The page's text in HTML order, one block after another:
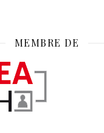
MEMBRE DE